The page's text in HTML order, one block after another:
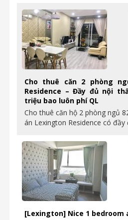
Cho thuê căn 2 phòng
Residence – Đầy đủ nội
triệu bao luôn phí QL
Cho thuê căn hộ 2 phòng ngủ
án Lexington Residence có
[Lexington] Nice 1